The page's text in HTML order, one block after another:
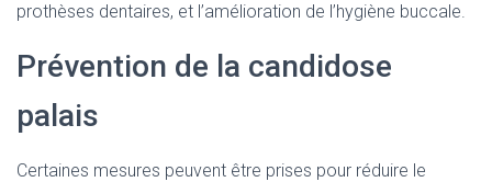
prothèses dentaires, et l’amélioration de l’hygiène buccale.
Prévention de la candidose
palais
Certaines mesures peuvent être prises pour réduire le